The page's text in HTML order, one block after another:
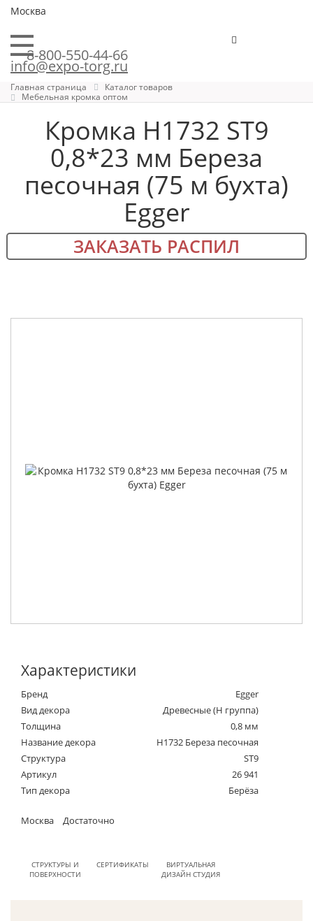
Москва
8-800-550-44-66
info@expo-torg.ru
Главная страница
Каталог товаров
Мебельная кромка оптом
Кромка H1732 ST9
0,8*23 мм Береза
песочная (75 м бухта)
Egger
ЗАКАЗАТЬ РАСПИЛ
Характеристики
Бренд
Egger
Вид декора
Древесные (Н группа)
Толщина
0,8 мм
Название декора
H1732 Береза песочная
Структура
ST9
Артикул
26 941
Тип декора
Берёза
Москва Достаточно
СТРУКТУРЫ И
ПОВЕРХНОСТИ
СЕРТИФИКАТЫ
ВИРТУАЛЬНАЯ
ДИЗАЙН СТУДИЯ